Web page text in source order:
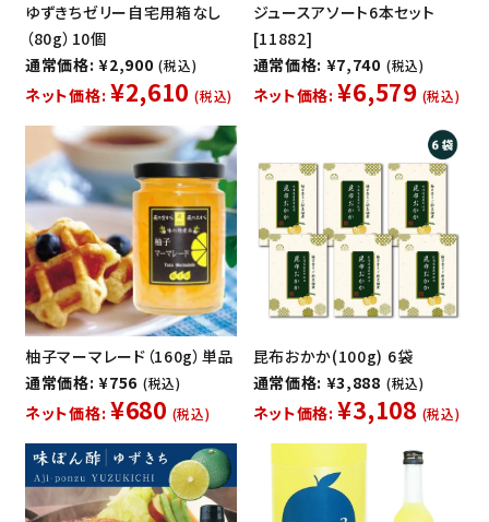
ゆずきちゼリー自宅用箱なし
（80g）10個
通常価格: ¥2,900 (税込)
ネット価格: ¥2,610 (税込)
ジュースアソート6本セット
[11882]
通常価格: ¥7,740 (税込)
ネット価格: ¥6,579 (税込)
柚子マーマレード（160g）単品
通常価格: ¥756 (税込)
ネット価格: ¥680 (税込)
昆布おかか(100g) 6袋
通常価格: ¥3,888 (税込)
ネット価格: ¥3,108 (税込)